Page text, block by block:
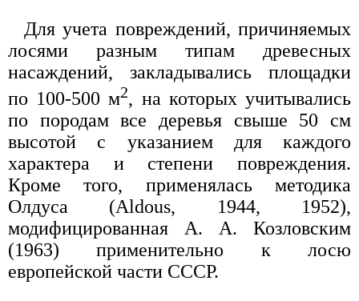
Для учета повреждений, причиняемых
лосями разным типам древесных
насаждений, закладывались площадки
по 100-500 м2, на которых учитывались
по породам все деревья свыше 50 см
высотой с указанием для каждого
характера и степени повреждения.
Кроме того, применялась методика
Олдуса (Aldous, 1944, 1952),
модифицированная А. А. Козловским
(1963) применительно к лосю
европейской части СССР.